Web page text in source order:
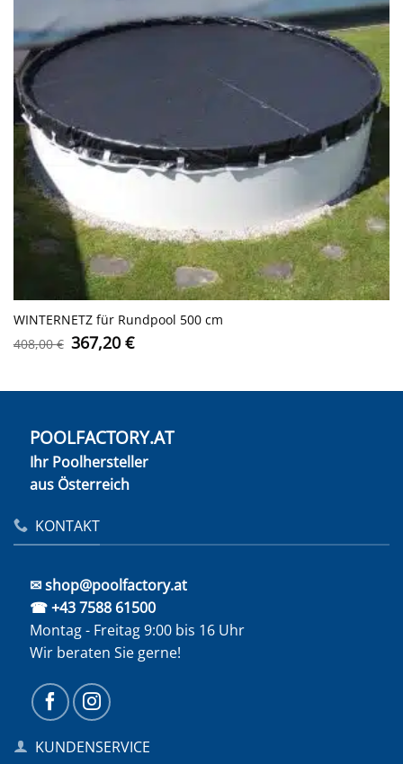
WINTERNETZ für Rundpool 500 cm
408,00€ Ursprünglicher
Preis
408,00 €
367,20 €Aktueller
367,20 €.
POOLFACTORY.AT
Ihr Poolhersteller
aus Österreich
KONTAKT
✉ shop@poolfactory.at
☎ +43 7588 61500
Montag - Freitag 9:00 bis 16 Uhr
Wir beraten Sie gerne!
KUNDENSERVICE